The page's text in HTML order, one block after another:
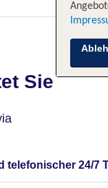
Sie
telefonischer 24/7